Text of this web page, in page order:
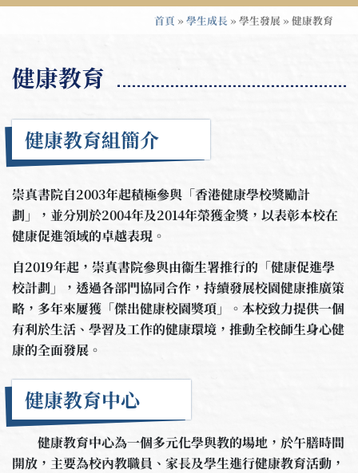
首頁 »學生成長 »學生發展 »健康教育
健康教育
健康教育組簡介
崇真書院自2003年起積極參與「香港健康學校獎勵計
劃」，並分別於2004年及2014年榮獲金獎，以表彰本校在
健康促進領域的卓越表現。
自2019年起，崇真書院參與由衞生署推行的「健康促進學
校計劃」，透過各部門協同合作，持續發展校園健康推廣策
略，多年來屢獲「傑出健康校園獎項」。本校致力提供一個
有利於生活、學習及工作的健康環境，推動全校師生身心健
康的全面發展。
健康教育中心
健康教育中心為一個多元化學與教的場地，於午膳時間
開放，主要為校內教職員、家長及學生進行健康教育活動，